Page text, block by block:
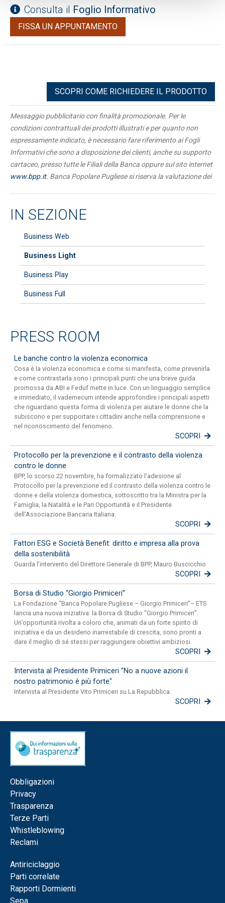
Consulta il Foglio Informativo
FISSA UN APPUNTAMENTO
SCOPRI COME RICHIEDERE IL PRODOTTO
Messaggio pubblicitario con finalità promozionale. Per le
condizioni contrattuali dei prodotti illustrati e per quanto non
espressamente indicato, è necessario fare riferimento ai Fogli
Informativi che sono a disposizione dei clienti, anche su supporto
cartaceo, presso tutte le Filiali della Banca oppure sul sito internet
www.bpp.it. Banca Popolare Pugliese si riserva la valutazione dei
IN SEZIONE
Business Web
Business Light
Business Play
Business Full
PRESS ROOM
Le banche contro la violenza economica
Cosa è la violenza economica e come si manifesta, come prevenirla
e come contrastarla sono i principali punti che una breve guida
promossa da ABI e Feduf mette in luce. Con un linguaggio semplice
e immediato, il vademecum intende approfondire i principali aspetti
che riguardano questa forma di violenza per aiutare le donne che la
subiscono e per supportare i cittadini anche nella comprensione e
nel riconoscimento del fenomeno.
SCOPRI
Protocollo per la prevenzione e il contrasto della violenza
contro le donne
BPP, lo scorso 22 novembre, ha formalizzato l'adesione al
Protocollo per la prevenzione ed il contrasto della violenza contro le
donne e della violenza domestica, sottoscritto tra la Ministra per la
Famiglia, la Natalità e le Pari Opportunità e il Presidente
dell'Associazione Bancaria Italiana.
SCOPRI
Fattori ESG e Società Benefit: diritto e impresa alla prova
della sostenibilità
Guarda l'intervento del Direttore Generale di BPP, Mauro Buscicchio
SCOPRI
Borsa di Studio “Giorgio Primiceri”
La Fondazione “Banca Popolare Pugliese – Giorgio Primiceri”– ETS
lancia una nuova iniziativa: la Borsa di Studio “Giorgio Primiceri”.
Un’opportunità rivolta a coloro che, animati da un forte spirito di
iniziativa e da un desiderio inarrestabile di crescita, sono pronti a
dare il meglio di sé stessi per raggiungere obiettivi ambiziosi.
SCOPRI
Intervista al Presidente Primiceri "No a nuove azioni il
nostro patrimonio è più forte"
Intervista al Presidente Vito Primiceri su La Repubblica.
SCOPRI
Obbligazioni
Privacy
Trasparenza
Terze Parti
Whistleblowing
Reclami
Antiriciclaggio
Parti correlate
Rapporti Dormienti
Sepa